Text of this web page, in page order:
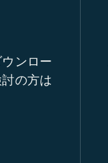
ンロー
の方は